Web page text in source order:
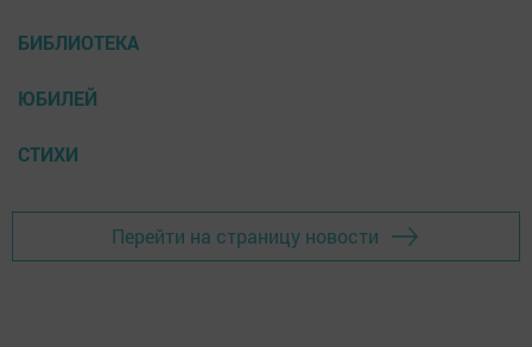
БИБЛИОТЕКА
ЮБИЛЕЙ
СТИХИ
Перейти на страницу новости